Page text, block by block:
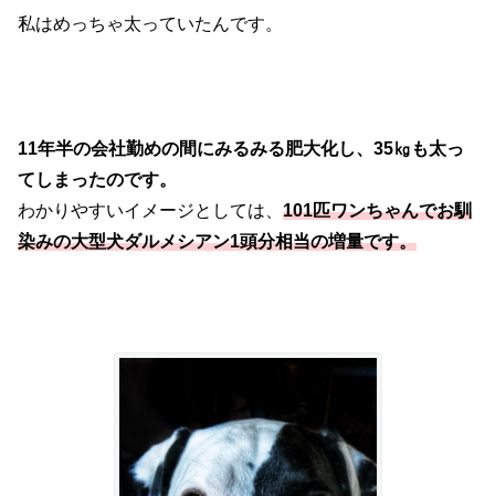
私はめっちゃ太っていたんです。
11年半の会社勤めの間にみるみる肥大化し、35㎏も太っ
てしまったのです。
わかりやすいイメージとしては、 101匹ワンちゃんでお馴
染みの大型犬ダルメシアン1頭分相当の増量です。